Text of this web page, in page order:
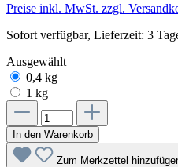
Preise inkl. MwSt. zzgl.
Sofort verfügbar, Lieferzeit: 3
Ausgewählt
0,4 kg
1 kg
In den Warenkorb
Zum Merkzettel